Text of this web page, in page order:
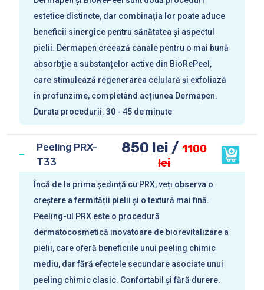
estetice distincte, dar combinația lor poate aduce
beneficii sinergice pentru sănătatea și aspectul
pielii. Dermapen creează canale pentru o mai bună
absorbție a substanțelor active din BioRePeel,
care stimulează regenerarea celulară și exfoliază
în profunzime, completând acțiunea Dermapen.
Durata procedurii: 30 - 45 de minute
Peeling PRX-
T33
850 lei /1100
lei
Încă de la prima ședință cu PRX, veți observa o
creștere a fermității pielii și o textură mai fină.
Peeling-ul PRX este o procedură
dermatocosmetică inovatoare de biorevitalizare a
pielii, care oferă beneficiile unui peeling chimic
mediu, dar fără efectele secundare asociate unui
peeling chimic clasic. Confortabil și fără durere.